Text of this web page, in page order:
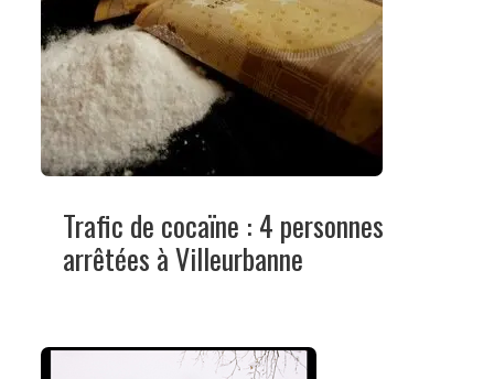
Trafic de cocaïne : 4 personnes
arrêtées à Villeurbanne